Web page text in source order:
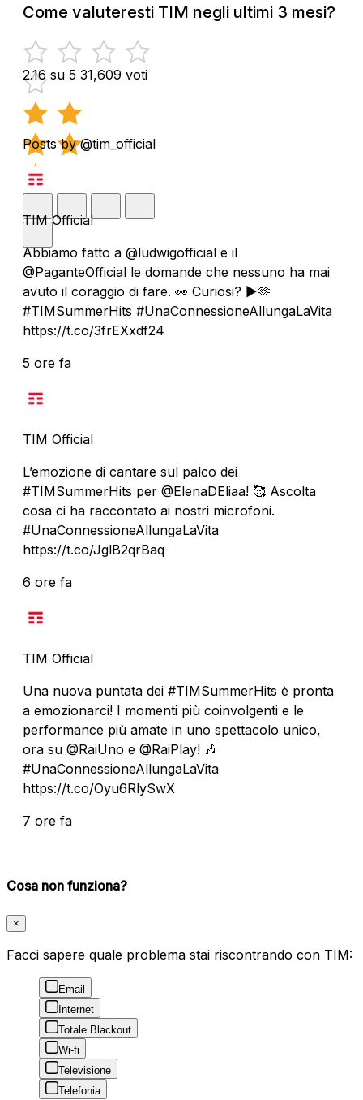
Come valuteresti TIM negli ultimi 3 mesi?
2.16 su 5 31,609 voti
Posts by @tim_official
TIM Official
Abbiamo fatto a @ludwigofficial e il
@PaganteOfficial le domande che nessuno ha mai
avuto il coraggio di fare. 👀 Curiosi? ▶️🫶
#TIMSummerHits #UnaConnessioneAllungaLaVita
https://t.co/3frEXxdf24
5 ore fa
TIM Official
L’emozione di cantare sul palco dei
#TIMSummerHits per @ElenaDEliaa! 🥰 Ascolta
cosa ci ha raccontato ai nostri microfoni.
#UnaConnessioneAllungaLaVita
https://t.co/JglB2qrBaq
6 ore fa
TIM Official
Una nuova puntata dei #TIMSummerHits è pronta
a emozionarci! I momenti più coinvolgenti e le
performance più amate in uno spettacolo unico,
ora su @RaiUno e @RaiPlay! 🎶
#UnaConnessioneAllungaLaVita
https://t.co/Oyu6RlySwX
7 ore fa
Cosa non funziona?
×
Facci sapere quale problema stai riscontrando con TIM:
Email
Internet
Totale Blackout
Wi-fi
Televisione
Telefonia